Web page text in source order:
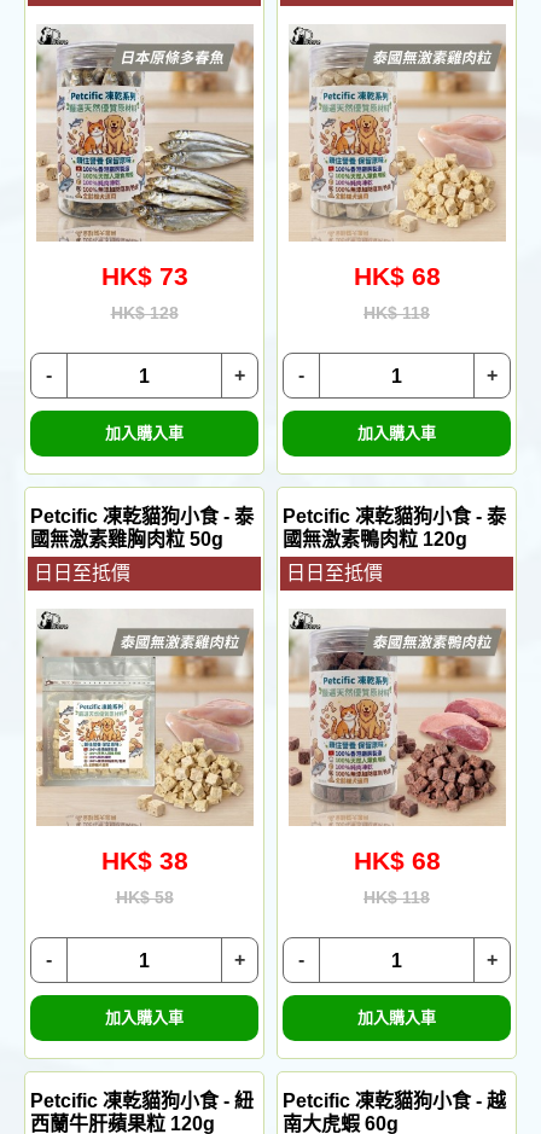
HK$ 73
HK$ 128
+
-
加入購入車
HK$ 68
HK$ 118
+
-
加入購入車
Petcific 凍乾貓狗小食 - 泰
國無激素雞胸肉粒 50g
日日至抵價
HK$ 38
HK$ 58
+
-
加入購入車
Petcific 凍乾貓狗小食 - 泰
國無激素鴨肉粒 120g
日日至抵價
HK$ 68
HK$ 118
+
-
加入購入車
Petcific 凍乾貓狗小食 - 紐
西蘭牛肝蘋果粒 120g
Petcific 凍乾貓狗小食 - 越
南大虎蝦 60g